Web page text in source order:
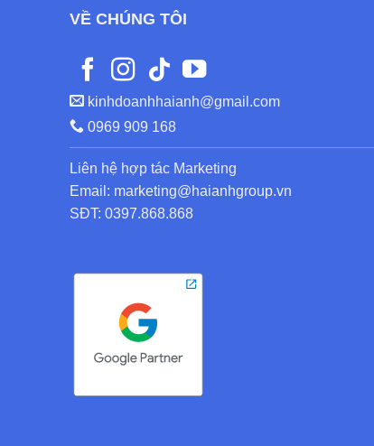
VỀ CHÚNG TÔI
kinhdoanhhaianh@gmail.com
0969 909 168
Liên hệ hợp tác Marketing
Email: marketing@haianhgroup.vn
SĐT: 0397.868.868